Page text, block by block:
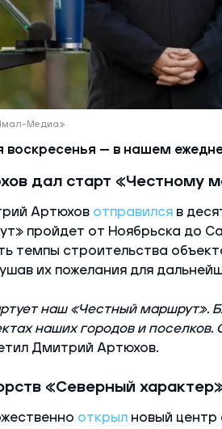
Медиа»
воскресенья — в нашем
дал старт «Честному
Артюхов отправился в
пройдет от Ноябрьска до
темпы строительства
их пожелания для
наш «Честный маршрут».
наших городов и поселков.
Дмитрий Артюхов.
«Северный
открыл новый центр